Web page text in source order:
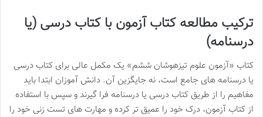
ترکیب مطالعه کتاب آزمون با کتاب درسی (یا
درسنامه)
کتاب «آزمون علوم تیزهوشان ششم» یک مکمل عالی برای کتاب درسی
یا درسنامه های جامع است، نه جایگزین آن. دانش آموزان ابتدا باید
مفاهیم را از طریق کتاب درسی یا درسنامه فرا گیرند و سپس با استفاده
از کتاب آزمون، درک خود را عمیق تر کرده و مهارت های تست زنی خود را